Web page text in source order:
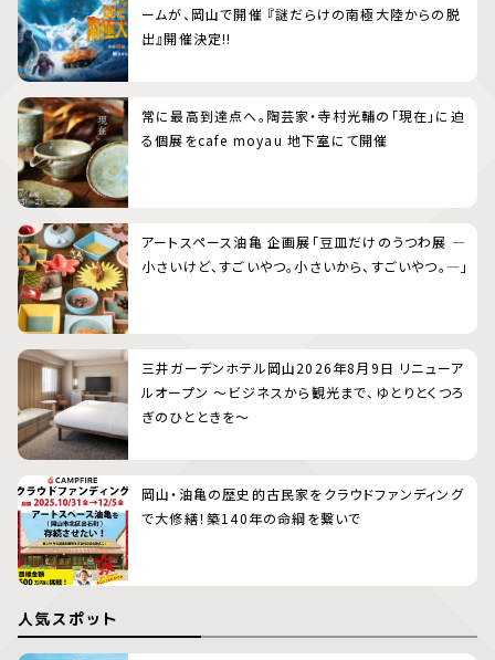
ームが、岡山で開催 『謎だらけの南極大陸からの脱
出』開催決定!!
常に最高到達点へ。陶芸家・寺村光輔の「現在」に迫
る個展をcafe moyau 地下室にて開催
アートスペース油亀 企画展「豆皿だけのうつわ展 ―
小さいけど、すごいやつ。小さいから、すごいやつ。―」
三井ガーデンホテル岡山2026年8月9日 リニューア
ルオープン 〜ビジネスから観光まで、ゆとりとくつろ
ぎのひとときを〜
岡山・油亀の歴史的古民家をクラウドファンディング
で大修繕！築140年の命綱を繋いで
人気スポット